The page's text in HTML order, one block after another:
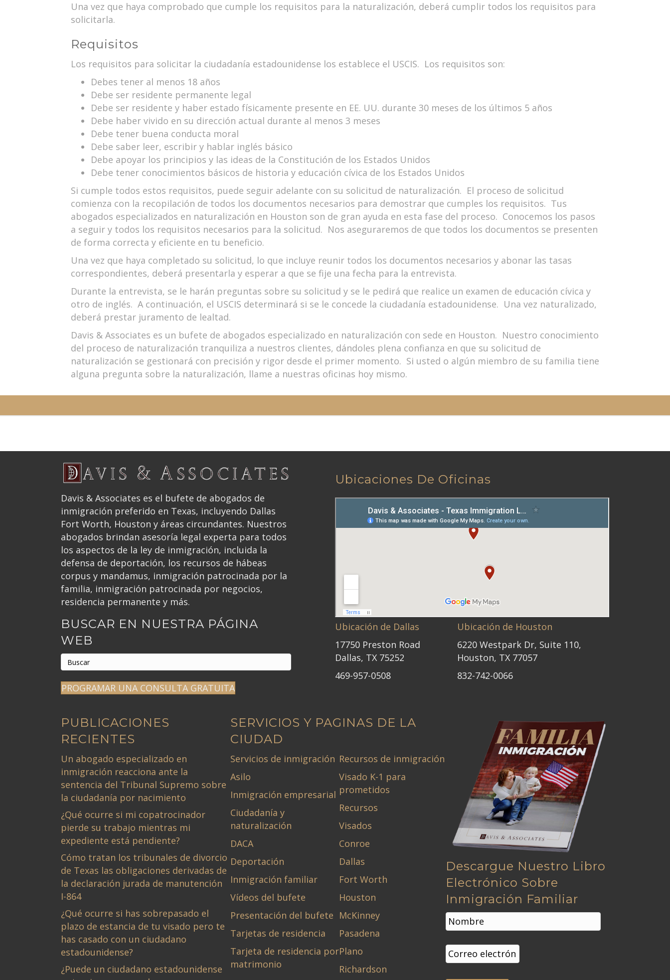
Una vez que haya comprobado que cumple los requisitos para la naturalización, deberá cumplir todos los requisitos para
solicitarla.
Requisitos
Los requisitos para solicitar la ciudadanía estadounidense los establece el USCIS. Los requisitos son:
Debes tener al menos 18 años
Debe ser residente permanente legal
Debe ser residente y haber estado físicamente presente en EE. UU. durante 30 meses de los últimos 5 años
Debe haber vivido en su dirección actual durante al menos 3 meses
Debe tener buena conducta moral
Debe saber leer, escribir y hablar inglés básico
Debe apoyar los principios y las ideas de la Constitución de los Estados Unidos
Debe tener conocimientos básicos de historia y educación cívica de los Estados Unidos
Si cumple todos estos requisitos, puede seguir adelante con su solicitud de naturalización. El proceso de solicitud
comienza con la recopilación de todos los documentos necesarios para demostrar que cumples los requisitos. Tus
abogados especializados en naturalización en Houston son de gran ayuda en esta fase del proceso. Conocemos los pasos
a seguir y todos los requisitos necesarios para la solicitud. Nos aseguraremos de que todos los documentos se presenten
de forma correcta y eficiente en tu beneficio.
Una vez que haya completado su solicitud, lo que incluye reunir todos los documentos necesarios y abonar las tasas
correspondientes, deberá presentarla y esperar a que se fije una fecha para la entrevista.
Durante la entrevista, se le harán preguntas sobre su solicitud y se le pedirá que realice un examen de educación cívica y
otro de inglés. A continuación, el USCIS determinará si se le concede la ciudadanía estadounidense. Una vez naturalizado,
deberá prestar juramento de lealtad.
Davis & Associates es un bufete de abogados especializado en naturalización con sede en Houston. Nuestro conocimiento
del proceso de naturalización tranquiliza a nuestros clientes, dándoles plena confianza en que su solicitud de
naturalización se gestionará con precisión y rigor desde el primer momento. Si usted o algún miembro de su familia tiene
alguna pregunta sobre la naturalización, llame a nuestras oficinas hoy mismo.
Davis & Associates es el bufete de abogados de
inmigración preferido en Texas, incluyendo Dallas
Fort Worth, Houston y áreas circundantes. Nuestros
abogados brindan asesoría legal experta para todos
los aspectos de la ley de inmigración, incluida la
defensa de deportación, los recursos de hábeas
corpus y mandamus, inmigración patrocinada por la
familia, inmigración patrocinada por negocios,
residencia permanente y más.
BUSCAR EN NUESTRA PÁGINA
WEB
PROGRAMAR UNA CONSULTA GRATUITA
Ubicaciones De Oficinas
Ubicación de Dallas
17750 Preston Road
Dallas, TX 75252
469-957-0508
Ubicación de Houston
6220 Westpark Dr, Suite 110,
Houston, TX 77057
832-742-0066
PUBLICACIONES
RECIENTES
Un abogado especializado en
inmigración reacciona ante la
sentencia del Tribunal Supremo sobre
la ciudadanía por nacimiento
¿Qué ocurre si mi copatrocinador
pierde su trabajo mientras mi
expediente está pendiente?
Cómo tratan los tribunales de divorcio
de Texas las obligaciones derivadas de
la declaración jurada de manutención
I-864
¿Qué ocurre si has sobrepasado el
plazo de estancia de tu visado pero te
has casado con un ciudadano
estadounidense?
¿Puede un ciudadano estadounidense
SERVICIOS Y PAGINAS DE LA
CIUDAD
Servicios de inmigración
Asilo
Inmigración empresarial
Ciudadanía y
naturalización
DACA
Deportación
Inmigración familiar
Vídeos del bufete
Presentación del bufete
Tarjetas de residencia
Tarjeta de residencia por
matrimonio
Recursos de inmigración
Visado K-1 para
prometidos
Recursos
Visados
Conroe
Dallas
Fort Worth
Houston
McKinney
Pasadena
Plano
Richardson
Descargue Nuestro Libro
Electrónico Sobre
Inmigración Familiar
N
o
m
b
r
Nombre
C
o